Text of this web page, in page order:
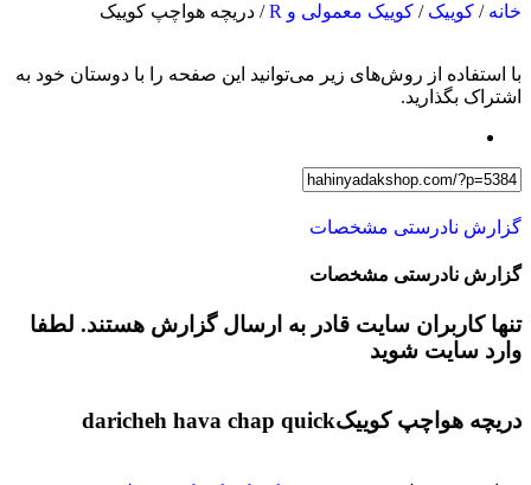
خانه / کوییک / کوییک معمولی و R / دریچه هواچپ کوییک
با استفاده از روش‌های زیر می‌توانید این صفحه را با دوستان خود به
اشتراک بگذارید.
گزارش نادرستی مشخصات
گزارش نادرستی مشخصات
تنها کاربران سایت قادر به ارسال گزارش هستند. لطفا
وارد سایت شوید
دریچه هواچپ کوییکdaricheh hava chap quick